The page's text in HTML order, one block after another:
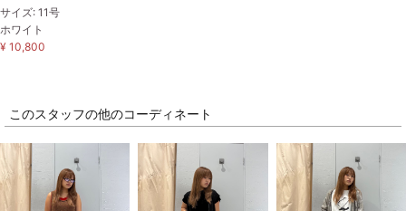
サイズ: 11号
ホワイト
¥ 10,800
このスタッフの他のコーディネート